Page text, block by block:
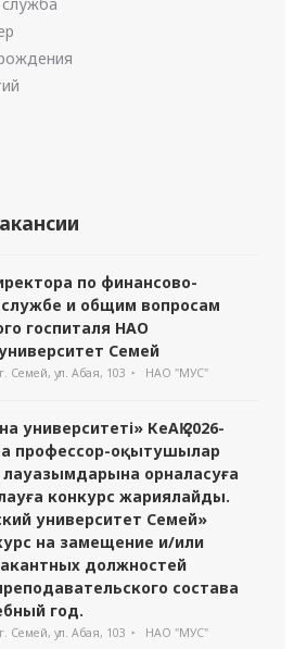
служба
по финансово-
и общим вопросам
госпиталя НАО
Семей
Семей, ул. Абая, 103 НАО "МУС"
университеті» КеАҚ 2026-
профессор-оқытушылар
орналасуға
конкурс жариялайды.
университет Семей»
на замещение и/или
должностей
состава
год.
Семей, ул. Абая, 103 НАО "МУС"